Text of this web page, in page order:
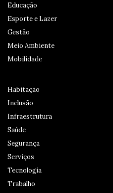
Educação
Esporte e Lazer
Gestão
Meio Ambiente
Mobilidade
Habitação
Inclusão
Infraestrutura
Saúde
Segurança
Serviços
Tecnologia
Trabalho